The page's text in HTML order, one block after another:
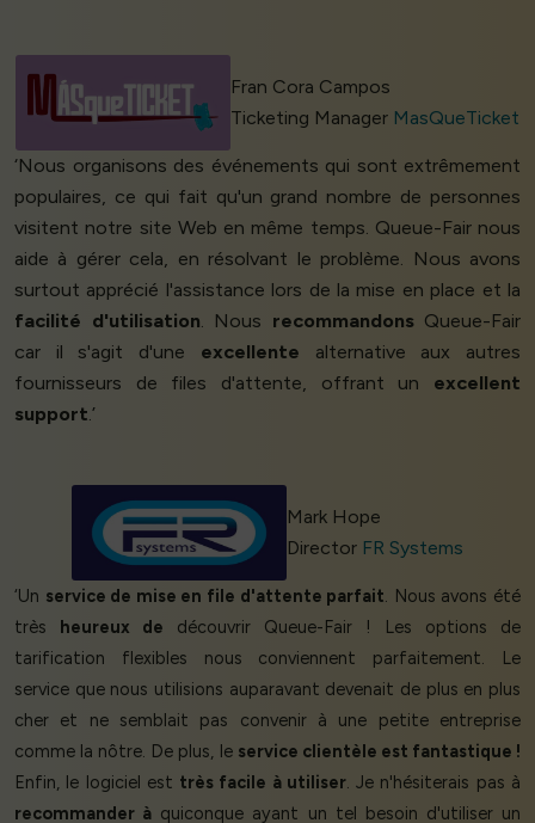
Fran Cora Campos
Ticketing Manager MasQueTicket
‘Nous organisons des événements qui sont extrêmement
populaires, ce qui fait qu'un grand nombre de personnes
visitent notre site Web en même temps. Queue-Fair nous
aide à gérer cela, en résolvant le problème. Nous avons
surtout apprécié l'assistance lors de la mise en place et la
facilité d'utilisation . Nous recommandonsQueue-Fair
car il s'agit d'une excellente alternative aux autres
fournisseurs de files d'attente, offrant un excellent
support .’
Mark Hope
Director FR Systems
‘Un service de mise en file d'attente parfait. Nous avons été
très heureux de découvrir Queue-Fair ! Les options de
tarification flexibles nous conviennent parfaitement. Le
service que nous utilisions auparavant devenait de plus en plus
cher et ne semblait pas convenir à une petite entreprise
comme la nôtre. De plus, le service clientèle est fantastique !
Enfin, le logiciel est très facile à utiliser. Je n'hésiterais pas à
recommander à quiconque ayant un tel besoin d'utiliser un